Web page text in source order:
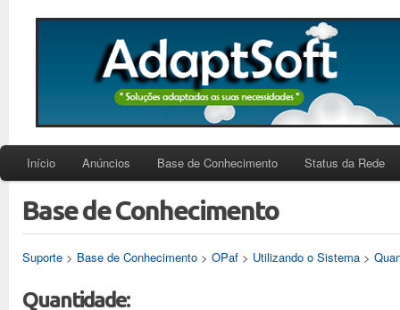
Início Anúncios Base de Conhecimento Status da Rede
Base de Conhecimento
Suporte > Base de Conhecimento > OPaf > Utilizando o Sistema >
Quantidade: